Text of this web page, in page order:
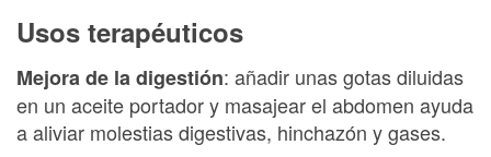
Usos terapéuticos
Mejora de la digestión: añadir unas gotas diluidas
en un aceite portador y masajear el abdomen ayuda
a aliviar molestias digestivas, hinchazón y gases.